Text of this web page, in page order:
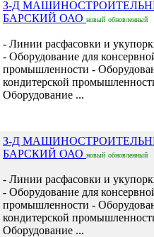
З-Д
БАРСКИЙ ОАО новый обновленный
- Линии расфасовки и
- Оборудование для
промышленности -
кондитерской
Оборудование ...
З-Д
БАРСКИЙ ОАО новый обновленный
- Линии расфасовки и
- Оборудование для
промышленности -
кондитерской
Оборудование ...